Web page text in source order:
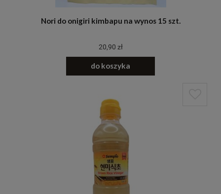
Nori do onigiri kimbapu na wynos 15 szt.
20,90 zł
do koszyka